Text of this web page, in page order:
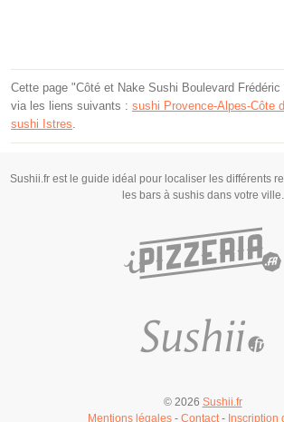
Cette page "Côté et Nake Sushi Boulevard
via les liens suivants : sushi Provence-Alpes-Côte
sushi Istres
Sushii.fr est le guide idéal pour localiser les différents
les bars à sushis dans votre ville.
© 2026 Sushii.fr
Mentions légales- Contact- Inscription